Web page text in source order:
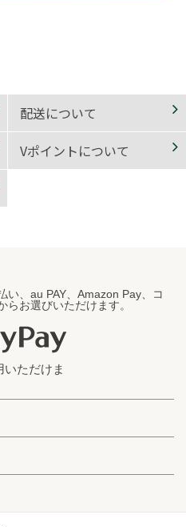
配送について
Vポイントについて
い、au PAY、Amazon Pay、コ
らお選びいただけます。
いただけま